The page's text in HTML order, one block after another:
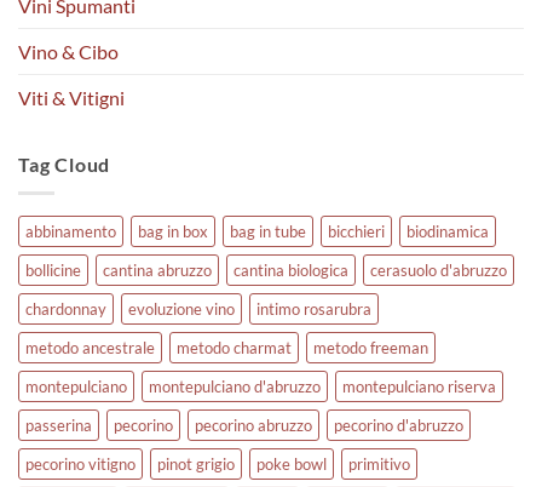
Vini Spumanti
Vino & Cibo
Viti & Vitigni
Tag Cloud
abbinamento bag in box bag in tube bicchieri
biodinamica
bollicine
cantina abruzzo cantina biologica
cerasuolo d'abruzzo
chardonnay
evoluzione vino
intimo rosarubra
metodo ancestrale
metodo charmat
metodo freeman
montepulciano
montepulciano d'abruzzo
montepulciano riserva
passerina
pecorino pecorino abruzzo
pecorino d'abruzzo
pecorino vitigno
pinot grigio poke bowl
primitivo